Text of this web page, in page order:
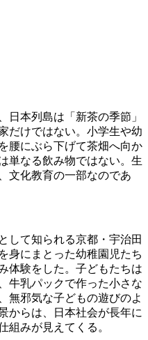
日本列島は「新茶の季節」
だけではない。小学生や幼
腰にぶら下げて茶畑へ向か
単なる飲み物ではない。生
文化教育の一部なのであ
して知られる京都・宇治田
身にまとった幼稚園児たち
体験をした。子どもたちは
牛乳パックで作った小さな
無邪気な子どもの遊びのよ
からは、日本社会が長年に
組みが見えてくる。